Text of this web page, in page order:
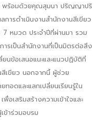
ม พร้อมด้วยคุณสุมนา ปริญญาปริ
ารดำเนินงานสำนักงานสีเขียว
หมวด ประจำปีที่ผ่านมา รวม
รเป็นสำนักงานที่เป็นมิตรต่อสิ่ง
นข้อเสนอแนะและแนวปฏิบัติที่
สีเขียว นอกจากนี้ ผู้ช่วย
อดและแลกเปลี่ยนเรียนรู้ใน
อเสริมสร้างความเข้าใจและ
ข้าร่วมอบรม